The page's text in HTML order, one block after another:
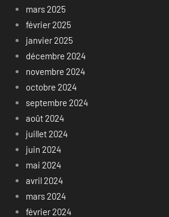
mars 2025
février 2025
janvier 2025
décembre 2024
novembre 2024
octobre 2024
septembre 2024
août 2024
juillet 2024
juin 2024
mai 2024
avril 2024
mars 2024
février 2024